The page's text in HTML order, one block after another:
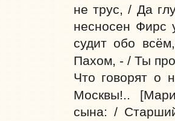
не трус, / Да
несносен
судит обо
Пахом, - / Ты
Что говорят о
Москвы!..
сына: /